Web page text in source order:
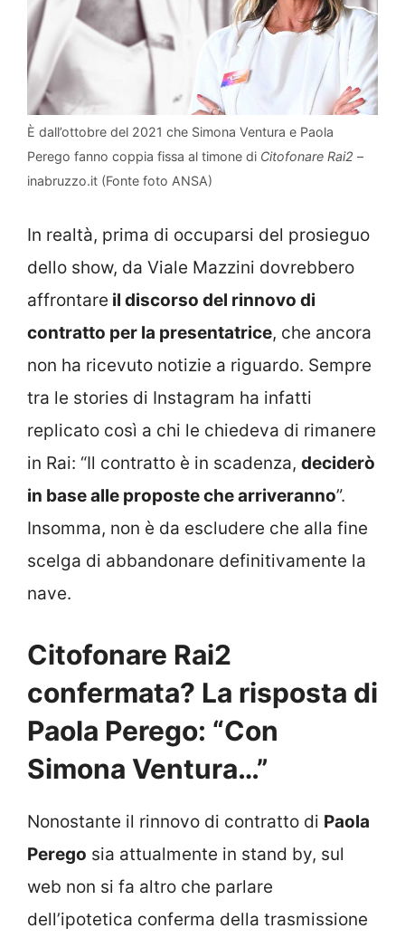
È dall’ottobre del 2021 che Simona Ventura e Paola
Perego fanno coppia fissa al timone di Citofonare Rai2 –
inabruzzo.it (Fonte foto ANSA)
In realtà, prima di occuparsi del prosieguo
dello show, da Viale Mazzini dovrebbero
affrontare il discorso del rinnovo di
contratto per la presentatrice, che ancora
non ha ricevuto notizie a riguardo. Sempre
tra le stories di Instagram ha infatti
replicato così a chi le chiedeva di rimanere
in Rai: “Il contratto è in scadenza, deciderò
in base alle proposte che arriveranno”.
Insomma, non è da escludere che alla fine
scelga di abbandonare definitivamente la
nave.
Citofonare Rai2
confermata? La risposta di
Paola Perego: “Con
Simona Ventura…”
Nonostante il rinnovo di contratto di Paola
Perego sia attualmente in stand by, sul
web non si fa altro che parlare
dell’ipotetica conferma della trasmissione